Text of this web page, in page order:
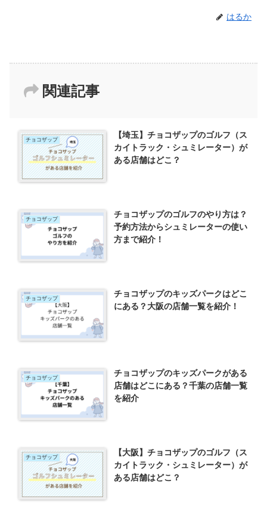
はるか
関連記事
チョコザップ
【埼玉】チョコザップのゴルフ（ス
カイトラック・シュミレーター）が
ある店舗はどこ？
チョコザップ
チョコザップのゴルフのやり方は？
予約方法からシュミレーターの使い
方まで紹介！
チョコザップ
チョコザップのキッズパークはどこ
にある？大阪の店舗一覧を紹介！
チョコザップ
チョコザップのキッズパークがある
店舗はどこにある？千葉の店舗一覧
を紹介
チョコザップ
【大阪】チョコザップのゴルフ（ス
カイトラック・シュミレーター）が
ある店舗はどこ？